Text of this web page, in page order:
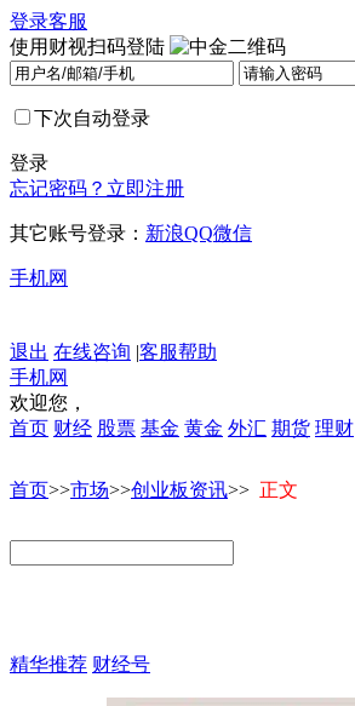
登录客服
使用财视扫码登陆
下次自动登录
登录
忘记密码？ 立即注册
其它账号登录： 新浪QQ微信
手机网
退出 在线咨询 |客服帮助
手机网
欢迎您，
首页 财经 股票 基金 黄金 外汇 期货 理财
首页>>市场>>创业板资讯>> 正文
精华推荐 财经号